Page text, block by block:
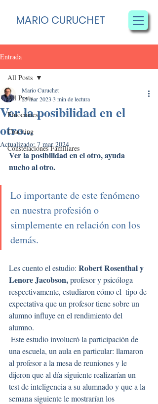
MARIO CURUCHET
Entrada
All Posts
Emociones
Coaching
Constelaciones Familiares
All Posts
Ver la posibilidad en el
otro...
Mario Curuchet
25 mar 2023 3 min de lectura
Actualizado:7 mar 2024
Ver la posibilidad en el otro, ayuda
nucho al otro.
Lo importante de este fenómeno
en nuestra profesión o
simplemente en relación con los
demás.
Les cuento el estudio: Robert Rosenthal y
Lenore Jacobson, profesor y psicóloga
respectivamente, estudiaron cómo el  tipo de
expectativa que un profesor tiene sobre un
alumno influye en el rendimiento del
alumno.
una escuela, un aula en particular: llamaron
al profesor a la mesa de reuniones y le
dijeron que al día siguiente realizarían un
test de inteligencia a su alumnado y que a la
semana siguiente le mostrarían los